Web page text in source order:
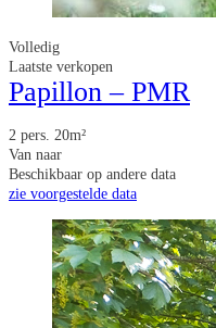
Volledig
Laatste verkopen
Papillon – PMR
2 pers. 20m²
Van naar
Beschikbaar op andere data
zie voorgestelde data